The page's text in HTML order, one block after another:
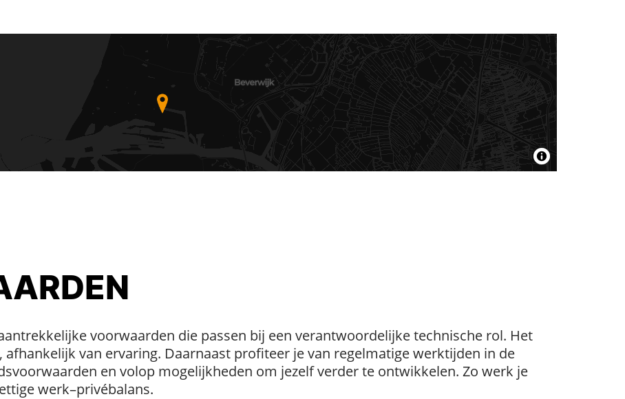
voorwaarden die passen bij een verantwoordelijke technische rol. Het
afhankelijk van ervaring. Daarnaast profiteer je van regelmatige werktijden in de
en volop mogelijkheden om jezelf verder te ontwikkelen. Zo werk je
werk–privébalans.